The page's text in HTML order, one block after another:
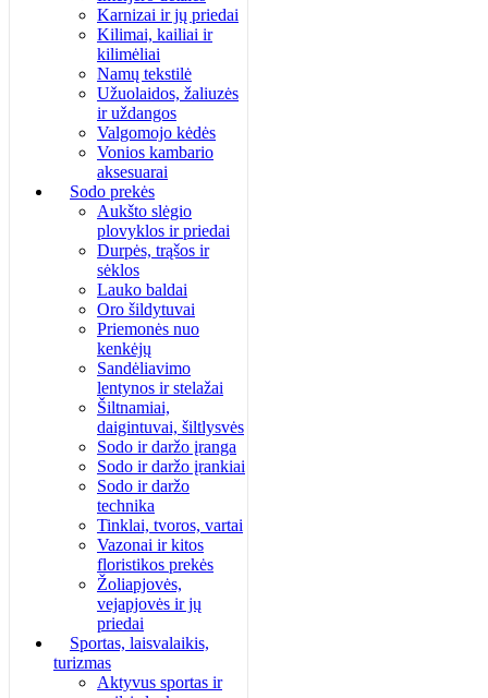
Karnizai ir jų priedai
Kilimai, kailiai ir
kilimėliai
Namų tekstilė
Užuolaidos, žaliuzės
ir uždangos
Valgomojo kėdės
Vonios kambario
aksesuarai
Sodo prekės
Aukšto slėgio
plovyklos ir priedai
Durpės, trąšos ir
sėklos
Lauko baldai
Oro šildytuvai
Priemonės nuo
kenkėjų
Sandėliavimo
lentynos ir stelažai
Šiltnamiai,
daigintuvai, šiltlysvės
Sodo ir daržo įranga
Sodo ir daržo įrankiai
Sodo ir daržo
technika
Tinklai, tvoros, vartai
Vazonai ir kitos
floristikos prekės
Žoliapjovės,
vejapjovės ir jų
priedai
Sportas, laisvalaikis,
turizmas
Aktyvus sportas ir